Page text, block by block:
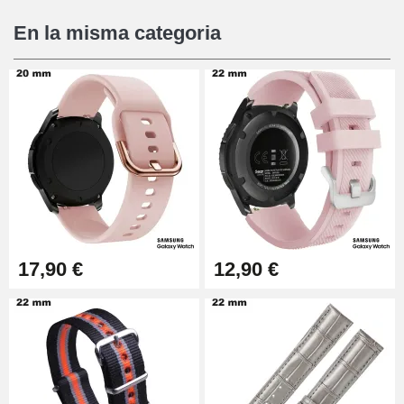
En la misma categoria
17,90 € 12,90 €